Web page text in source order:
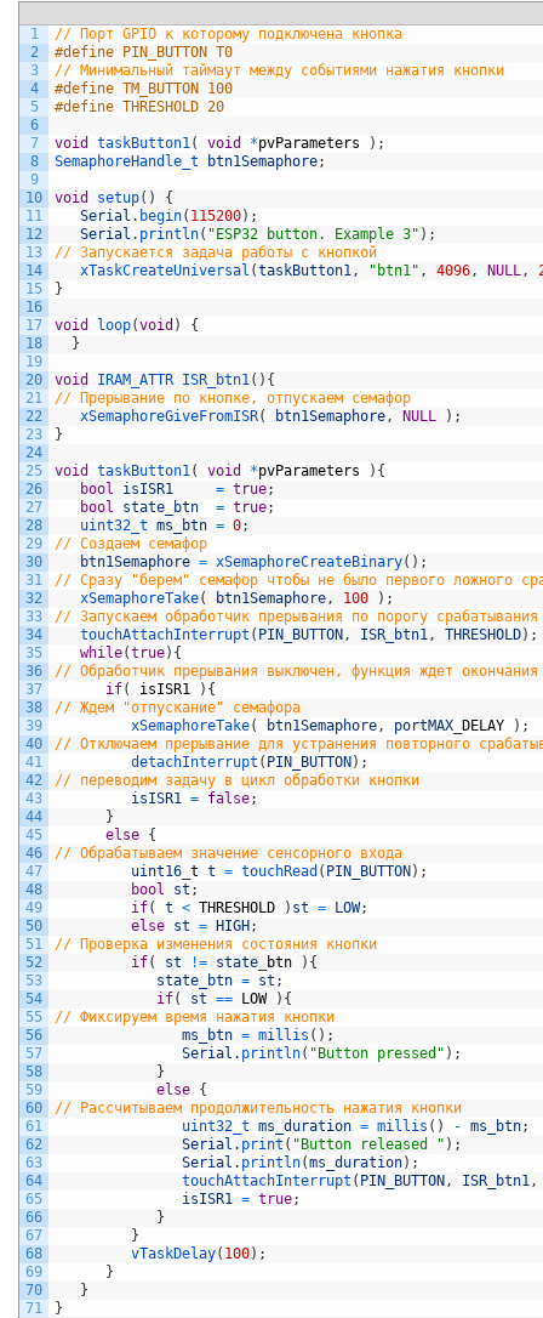
1
2
3
4
5
6
7
8
9
10
11
12
13
14
15
16
17
18
19
20
21
22
23
24
25
26
27
28
29
30
31
32
33
34
35
36
37
38
39
40
41
42
43
44
45
46
47
48
49
50
51
52
53
54
55
56
57
58
59
60
61
62
63
64
65
66
67
68
69
70
71
// Порт GPIO к которому подключена кнопка
#define PIN_BUTTON T0
// Минимальный таймаут между событиями нажатия кнопки
#define TM_BUTTON 100
#define THRESHOLD 20
void taskButton1( void *pvParameters ) ;
SemaphoreHandle_t
btn1Semaphore;
void setup( )
{
Serial . begin( 115200) ;
Serial . println( "ESP32 button. Example 3" ) ;
// Запускается задача работы с кнопкой
xTaskCreateUniversal (taskButton1, "btn1" , 4096, NULL,
}
void loop(void )
{
}
void IRAM_ATTR ISR_btn1( ) {
// Прерывание по кнопке, отпускаем семафор
xSemaphoreGiveFromISR( btn1Semaphore, NULL ) ;
}
void taskButton1( void *pvParameters ) {
bool
isISR1 = true;
bool
state_btn = true;
uint32_t ms_btn = 0;
// Создаем семафор
btn1Semaphore = xSemaphoreCreateBinary( ) ;
// Сразу "берем" семафор чтобы не было первого ложного
xSemaphoreTake( btn1Semaphore, 100 ) ;
// Запускаем обработчик прерывания по порогу срабатывания
touchAttachInterrupt ( PIN_BUTTON , ISR_btn1, THRESHOLD) ;
while(true) {
// Обработчик прерывания выключен, функция ждет
if( isISR1 ) {
// Ждем "отпускание" семафора
xSemaphoreTake( btn1Semaphore, portMAX DELAY ) ;
// Отключаем прерывание для устранения повторного
detachInterrupt ( PIN_BUTTON ) ;
// переводим задачу в цикл обработки кнопки
isISR1 = false;
}
else {
// Обрабатываем значение сенсорного входа
uint16 t t = touchRead ( PIN_BUTTON ) ;
bool
st ;
if( t < THRESHOLD ) st = LOW;
else st = HIGH ;
// Проверка изменения состояния кнопки
if( st != state btn ) {
state_btn = st ;
if( st == LOW ) {
// Фиксируем время нажатия кнопки
ms_btn = millis ( ) ;
Serial . println( "Button pressed" ) ;
}
else {
// Рассчитываем продолжительность нажатия кнопки
uint32_t ms_duration = millis ( ) - ms_btn;
Serial . print ( "Button released " ) ;
Serial . println(ms_duration) ;
touchAttachInterrupt ( PIN_BUTTON , ISR_btn1,
isISR1 = true;
}
}
vTaskDelay( 100) ;
}
}
}